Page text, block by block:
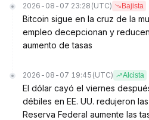
2026-08-07 23:28 (UTC) Bajista
Bitcoin sigue en la cruz de la
empleo decepcionan y
aumento de tasas
2026-08-07 19:45 (UTC) Alcista
El dólar cayó el viernes
débiles en EE. UU. redujeron
Reserva Federal aumente las